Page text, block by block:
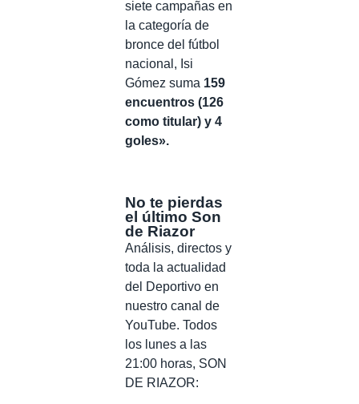
siete campañas en
la categoría de
bronce del fútbol
nacional, Isi
Gómez suma 159
encuentros (126
como titular) y 4
goles».
No te pierdas
el último Son
de Riazor
Análisis, directos y
toda la actualidad
del Deportivo en
nuestro canal de
YouTube. Todos
los lunes a las
21:00 horas, SON
DE RIAZOR: